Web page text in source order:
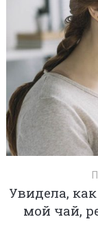
Увидела,
мой чай,